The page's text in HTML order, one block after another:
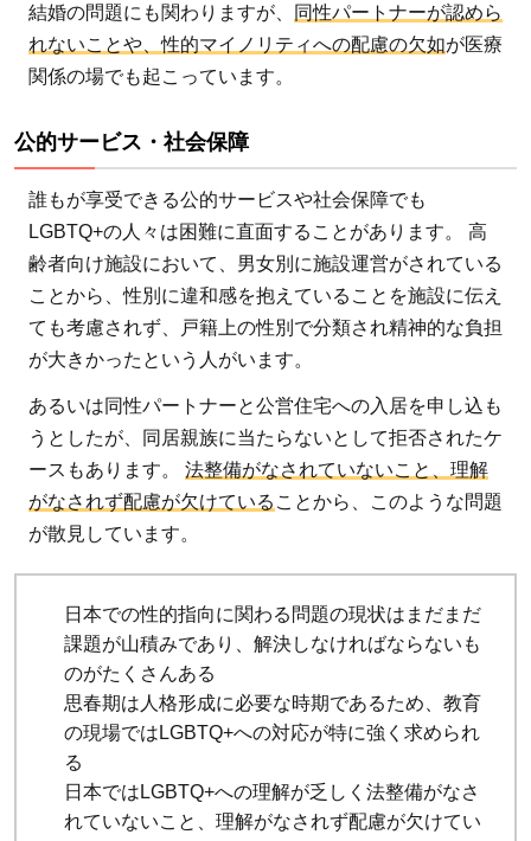
結婚の問題にも関わりますが、
同性パートナーが認めら
れないことや、性的マイノリティへの配慮の欠如が医療
関係の場でも起こっています。
公的サービス・社会保障
誰もが享受できる公的サービスや社会保障でも
LGBTQ+の人々は困難に直面することがあります。 高
齢者向け施設において、男女別に施設運営がされている
ことから、性別に違和感を抱えていることを施設に伝え
ても考慮されず、戸籍上の性別で分類され精神的な負担
が大きかったという人がいます。
あるいは同性パートナーと公営住宅への入居を申し込も
うとしたが、同居親族に当たらないとして拒否されたケ
ースもあります。 法整備がなされていないこと、理解
がなされず配慮が欠けている ことから、このような問題
が散見しています。
日本での性的指向に関わる問題の現状はまだまだ
課題が山積みであり、解決しなければならないも
のがたくさんある
思春期は人格形成に必要な時期であるため、教育
の現場ではLGBTQ+への対応が特に強く求められ
る
日本ではLGBTQ+への理解が乏しく法整備がなさ
れていないこと、理解がなされず配慮が欠けてい